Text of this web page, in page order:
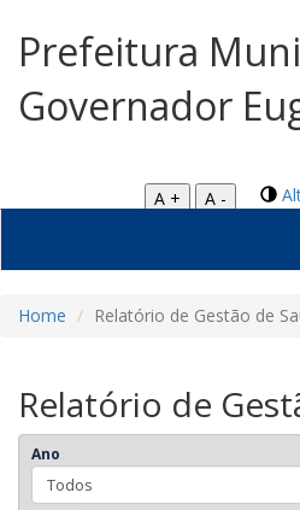
Prefeitura
Governador
A +
A -
Home Relatório de Gestão de
Relatório de
Ano